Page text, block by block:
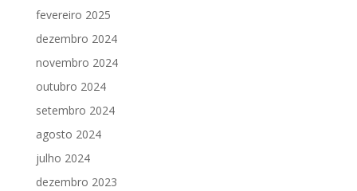
fevereiro 2025
dezembro 2024
novembro 2024
outubro 2024
setembro 2024
agosto 2024
julho 2024
dezembro 2023